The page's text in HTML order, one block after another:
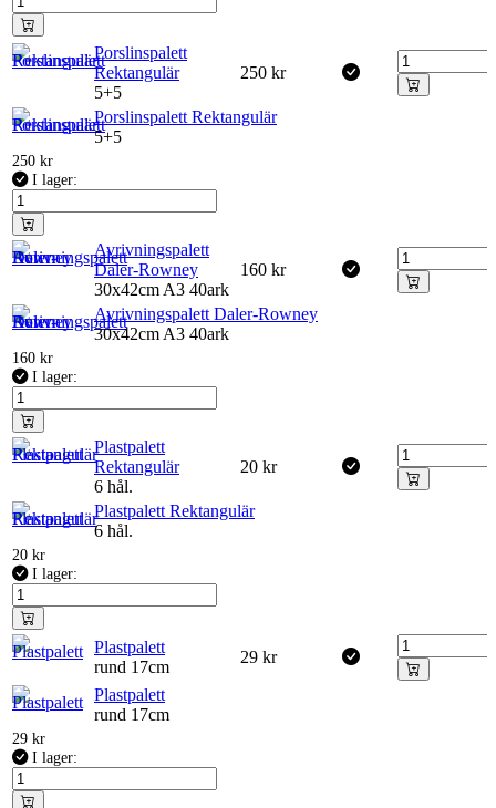
Porslinspalett
Rektangulär
5+5
250 kr
Porslinspalett Rektangulär
5+5
250 kr
I lager:
Avrivningspalett
Daler-Rowney
30x42cm A3 40ark
160 kr
Avrivningspalett Daler-Rowney
30x42cm A3 40ark
160 kr
I lager:
Plastpalett
Rektangulär
6 hål.
20 kr
Plastpalett Rektangulär
6 hål.
20 kr
I lager:
Plastpalett
rund 17cm
29 kr
Plastpalett
rund 17cm
29 kr
I lager: